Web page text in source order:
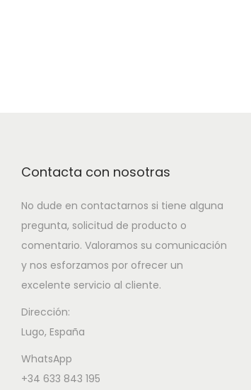
Contacta con nosotras
No dude en contactarnos si tiene alguna
pregunta, solicitud de producto o
comentario. Valoramos su comunicación
y nos esforzamos por ofrecer un
excelente servicio al cliente.
Dirección:
Lugo, España
WhatsApp
+34 633 843 195